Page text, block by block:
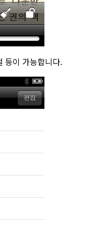
등이 가능합니다.